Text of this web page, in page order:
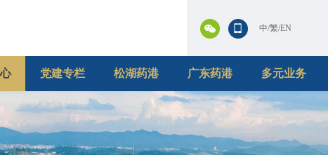
中/繁/EN
党建专栏 松湖药港 广东药港 多元业务